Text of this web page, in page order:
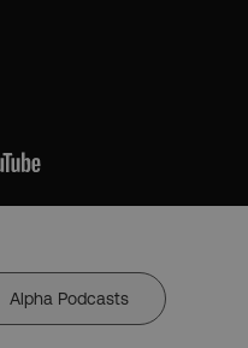
Alpha Podcasts